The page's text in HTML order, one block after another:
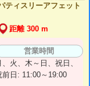
ティスリーアフェット
距離 300 m
営業時間
、火、木～日、祝日、
前日: 11:00～19:00